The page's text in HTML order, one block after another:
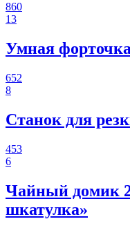
860
13
Умная
652
8
Станок для
453
6
Чайный домик
шкатулка»